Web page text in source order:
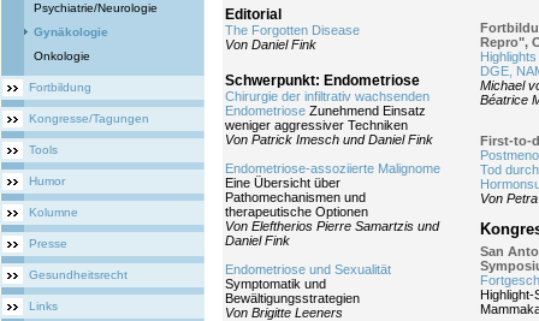
Psychiatrie/Neurologie
Gynäkologie
Onkologie
Fortbildung
Kongresse/Tagungen
Tools
Humor
Kolumne
Presse
Gesundheitsrecht
Links
Editorial
The Forgotten Disease
Von Daniel Fink
Schwerpunkt: Endometriose
Chirurgie der infiltrativ wachsenden
Endometriose Zunehmend Einsatz
weniger aggressiver Techniken
Von Patrick Imesch und Daniel Fink
Endometriose-assoziierte Malignome
Eine Übersicht über
Pathomechanismen und
therapeutische Optionen
Von Eleftherios Pierre Samartzis und
Daniel Fink
Endometriose und Sexualität
Symptomatik und
Bewältigungsstrategien
Von Brigitte Leeners
Repro",
DGE,
Michael
Béatrice
First-to-
Tod
Von
San
Highlight-